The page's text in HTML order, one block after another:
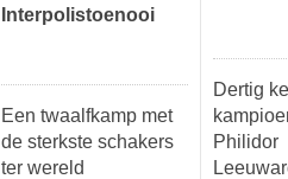
Interpolistoenooi
Een twaalfkamp met
de sterkste schakers
ter wereld
Dertig
Philidor